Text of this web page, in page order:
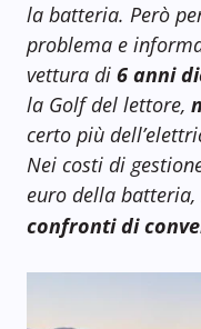
la batteria. Però
problema e
vettura di 6 anni
la Golf del lettore,
certo più
Nei costi di
euro della
confronti di